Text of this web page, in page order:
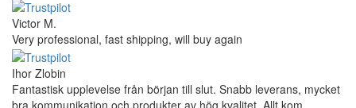
Victor M.
Very professional, fast shipping, will buy again
Ihor Zlobin
Fantastisk upplevelse från början till slut. Snabb leverans, mycket
bra kommunikation och produkter av hög kvalitet. Allt kom